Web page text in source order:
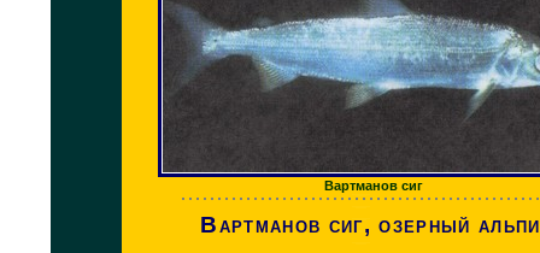
Вартманов сиг
Вартманов сиг, озерный